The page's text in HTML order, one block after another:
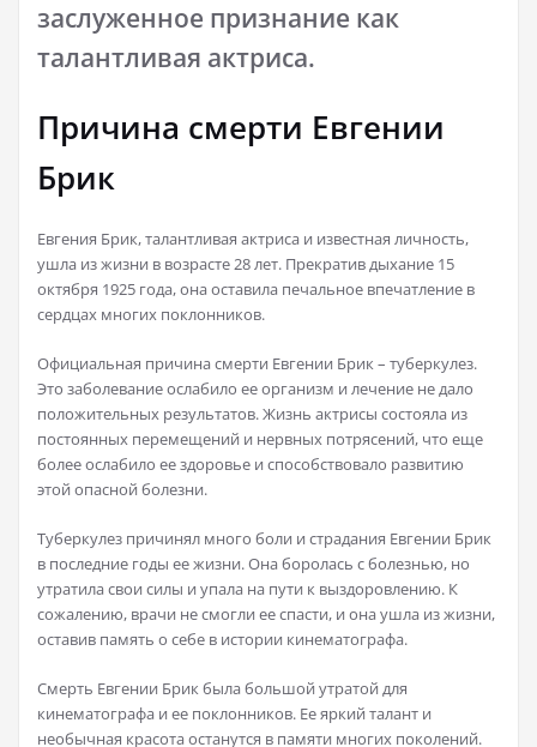
заслуженное признание как
талантливая актриса.
Причина смерти Евгении
Брик
Евгения Брик, талантливая актриса и известная личность,
ушла из жизни в возрасте 28 лет. Прекратив дыхание 15
октября 1925 года, она оставила печальное впечатление в
сердцах многих поклонников.
Официальная причина смерти Евгении Брик – туберкулез.
Это заболевание ослабило ее организм и лечение не дало
положительных результатов. Жизнь актрисы состояла из
постоянных перемещений и нервных потрясений, что еще
более ослабило ее здоровье и способствовало развитию
этой опасной болезни.
Туберкулез причинял много боли и страдания Евгении Брик
в последние годы ее жизни. Она боролась с болезнью, но
утратила свои силы и упала на пути к выздоровлению. К
сожалению, врачи не смогли ее спасти, и она ушла из жизни,
оставив память о себе в истории кинематографа.
Смерть Евгении Брик была большой утратой для
кинематографа и ее поклонников. Ее яркий талант и
необычная красота останутся в памяти многих поколений.